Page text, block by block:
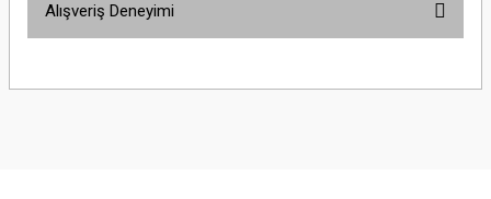
yetersiz gördüğünüz noktaları öneri formunu kullanarak tarafımıza
Alışveriş Deneyimi